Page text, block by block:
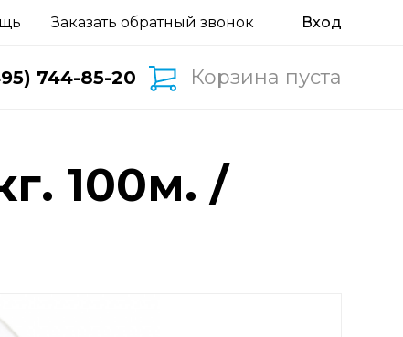
Заказать обратный звонок
744-85-20 Корзина пуста
100м. /